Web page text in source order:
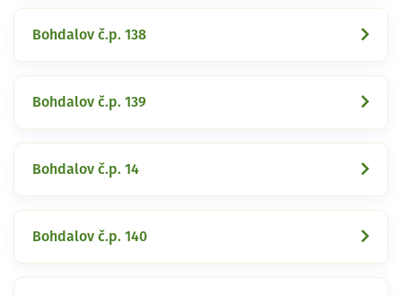
Bohdalov č.p. 138
Bohdalov č.p. 139
Bohdalov č.p. 14
Bohdalov č.p. 140